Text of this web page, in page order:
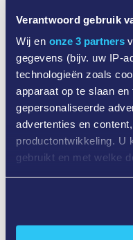
Verantwoord gebruik
Wij en onze 3 partners
gegevens (bijv. uw IP-
technologieën zoals
apparaat op te slaan
gepersonaliseerde
advertenties en
productontwikkeling. U
gebruikt en met welke
locatie, die tot een
Haben
unseren
Dann wenden Sie
More